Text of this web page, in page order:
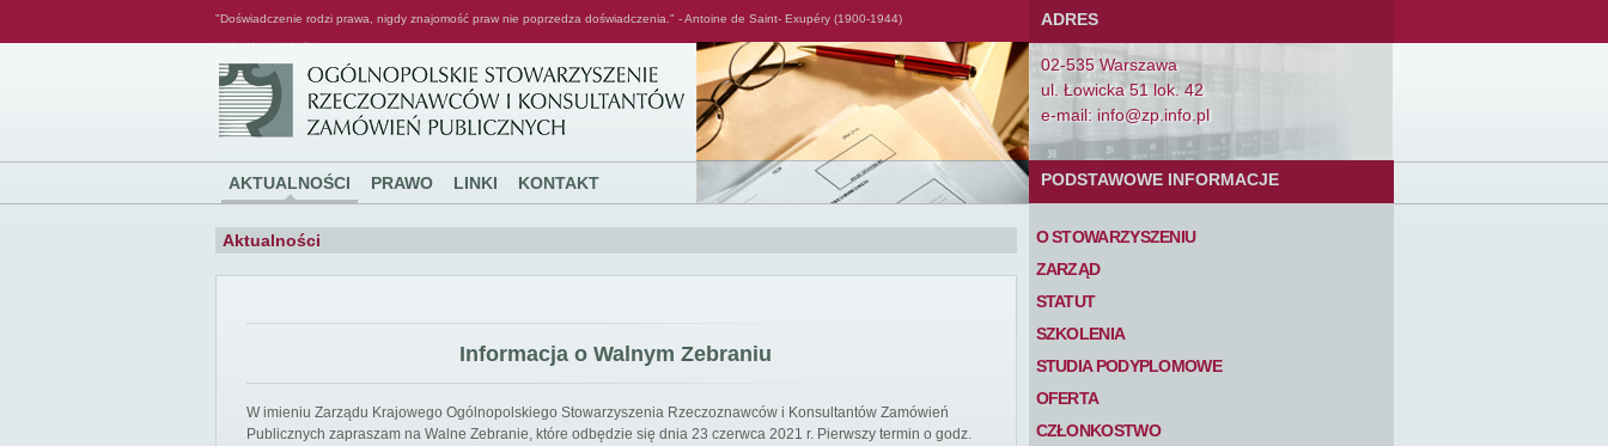
"Doświadczenie rodzi prawa, nigdy znajomość praw nie poprzedza doświadczenia." - Antoine de Saint- Exupéry (1900-1944)
AKTUALNOŚCI PRAWO LINKI KONTAKT
ADRES
02-535 Warszawa
ul. Łowicka 51 lok. 42
e-mail: info@zp.info.pl
PODSTAWOWE INFORMACJE
O STOWARZYSZENIU
ZARZĄD
STATUT
SZKOLENIA
STUDIA PODYPLOMOWE
OFERTA
CZŁONKOSTWO
Aktualności
Informacja o Walnym Zebraniu
W imieniu Zarządu Krajowego Ogólnopolskiego Stowarzyszenia Rzeczoznawców i Konsultantów Zamówień
Publicznych zapraszam na Walne Zebranie, które odbędzie się dnia 23 czerwca 2021 r. Pierwszy termin o godz.